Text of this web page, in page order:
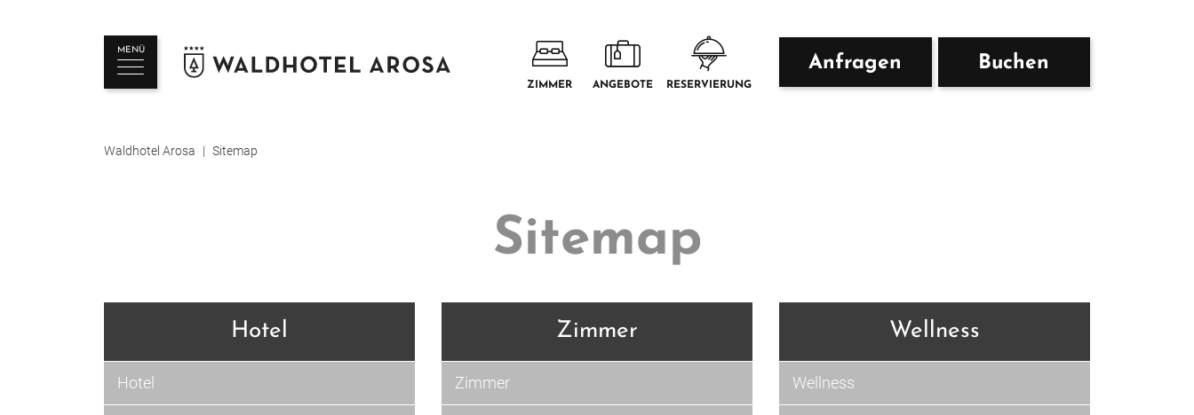
MENÜ
ZIMMER ANGEBOTE RESERVIERUNG
Anfragen Buchen
Waldhotel Arosa Sitemap
Sitemap
Hotel
Hotel
Zimmer
Zimmer
Wellness
Wellness